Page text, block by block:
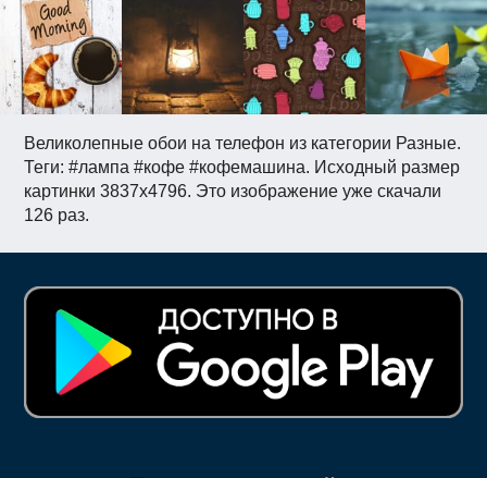
Великолепные обои на телефон из категории Разные.
Теги: #лампа #кофе #кофемашина. Исходный размер
картинки 3837x4796. Это изображение уже скачали
126 раз.